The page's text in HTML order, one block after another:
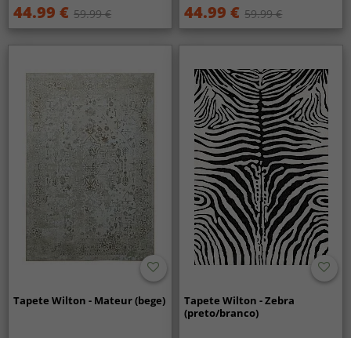
44.99 € 59.99 € 44.99 € 59.99 €
Tapete Wilton - Mateur (bege)
Tapete Wilton - Zebra
(preto/branco)